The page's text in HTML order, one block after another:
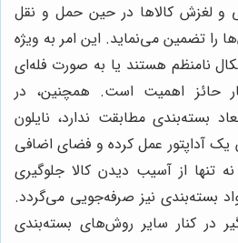
و لغزش کالاها در حین حمل و نقل
را تضمین می‌نماید. این امر به ویژه
نامنظم هستند یا به صورت فله‌ای
حائز اهمیت است. همچنین، در
بسته‌بندی مطابقت ندارد، نایلون
یک آداپتور عمل کرده و فضای اضافی
تنها از آسیب دیدن کالا جلوگیری
بسته‌بندی نیز صرفه‌جویی می‌گردد.
در کنار سایر روش‌های بسته‌بندی